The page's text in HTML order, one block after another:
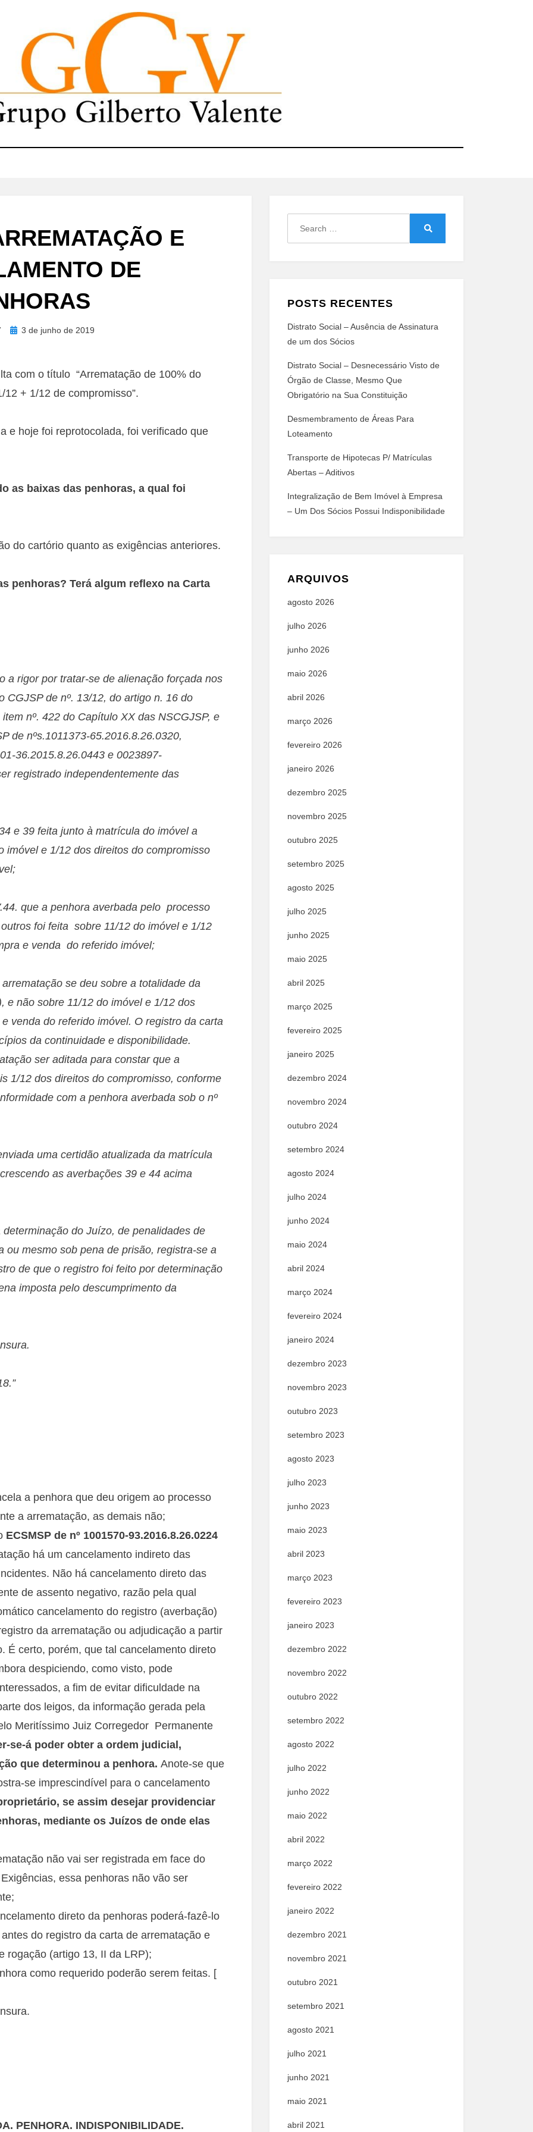
E
DE
Posted
3 de junho de 2019
com o título “Arrematação de 100% do
+ 1/12 de compromisso”.
e hoje foi reprotocolada, foi verificado que
as baixas das penhoras, a qual foi
do cartório quanto as exigências anteriores.
penhoras? Terá algum reflexo na Carta
rigor por tratar-se de alienação forçada nos
CGJSP de nº. 13/12, do artigo n. 16 do
nº. 422 do Capítulo XX das NSCGJSP, e
de nºs.1011373-65.2016.8.26.0320,
36.2015.8.26.0443 e 0023897-
registrado independentemente das
e 39 feita junto à matrícula do imóvel a
imóvel e 1/12 dos direitos do compromisso
que a penhora averbada pelo processo
foi feita sobre 11/12 do imóvel e 1/12
e venda do referido imóvel;
se deu sobre a totalidade da
e não sobre 11/12 do imóvel e 1/12 dos
venda do referido imóvel. O registro da carta
da continuidade e disponibilidade.
ser aditada para constar que a
1/12 dos direitos do compromisso, conforme
com a penhora averbada sob o nº
uma certidão atualizada da matrícula
as averbações 39 e 44 acima
do Juízo, de penalidades de
ou mesmo sob pena de prisão, registra-se a
de que o registro foi feito por determinação
imposta pelo descumprimento da
a penhora que deu origem ao processo
a arrematação, as demais não;
ECSMSP de nº 1001570-93.2016.8.26.0224
há um cancelamento indireto das
Não há cancelamento direto das
de assento negativo, razão pela qual
cancelamento do registro (averbação)
da arrematação ou adjudicação a partir
É certo, porém, que tal cancelamento direto
despiciendo, como visto, pode
a fim de evitar dificuldade na
dos leigos, da informação gerada pela
Meritíssimo Juiz Corregedor Permanente
se-á poder obter a ordem judicial,
que determinou a penhora. Anote-se que
se imprescindível para o cancelamento
se assim desejar providenciar
mediante os Juízos de onde elas
não vai ser registrada em face do
essa penhoras não vão ser
direto da penhoras poderá-fazê-lo
do registro da carta de arrematação e
rogação (artigo 13, II da LRP);
como requerido poderão serem feitas. [
PENHORA. INDISPONIBILIDADE.
POSTS RECENTES
Distrato Social – Ausência de Assinatura
de um dos Sócios
Distrato Social – Desnecessário Visto de
Órgão de Classe, Mesmo Que
Obrigatório na Sua Constituição
Desmembramento de Áreas Para
Loteamento
Transporte de Hipotecas P/ Matrículas
Abertas – Aditivos
Integralização de Bem Imóvel à Empresa
– Um Dos Sócios Possui Indisponibilidade
ARQUIVOS
agosto 2026
julho 2026
junho 2026
maio 2026
abril 2026
março 2026
fevereiro 2026
janeiro 2026
dezembro 2025
novembro 2025
outubro 2025
setembro 2025
agosto 2025
julho 2025
junho 2025
maio 2025
abril 2025
março 2025
fevereiro 2025
janeiro 2025
dezembro 2024
novembro 2024
outubro 2024
setembro 2024
agosto 2024
julho 2024
junho 2024
maio 2024
abril 2024
março 2024
fevereiro 2024
janeiro 2024
dezembro 2023
novembro 2023
outubro 2023
setembro 2023
agosto 2023
julho 2023
junho 2023
maio 2023
abril 2023
março 2023
fevereiro 2023
janeiro 2023
dezembro 2022
novembro 2022
outubro 2022
setembro 2022
agosto 2022
julho 2022
junho 2022
maio 2022
abril 2022
março 2022
fevereiro 2022
janeiro 2022
dezembro 2021
novembro 2021
outubro 2021
setembro 2021
agosto 2021
julho 2021
junho 2021
maio 2021
abril 2021